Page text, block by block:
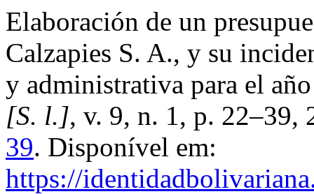
Elaboración de un
Calzapies S. A., y su
y administrativa para el
[S. l.], v. 9, n. 1, p.
39. Disponível em:
https://